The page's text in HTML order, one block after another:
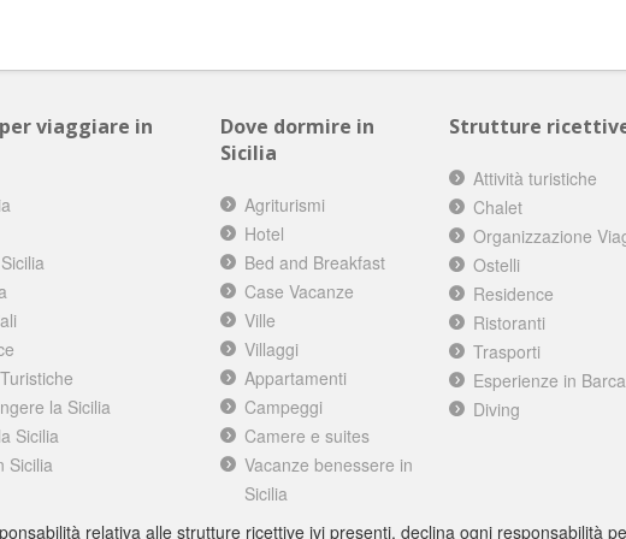
viaggiare in
la Sicilia
Sicilia
Sicilia
Dove dormire in
Sicilia
Agriturismi
Hotel
Bed and Breakfast
Case Vacanze
Ville
Villaggi
Appartamenti
Campeggi
Camere e suites
Vacanze benessere in
Sicilia
Strutture
Attività turistiche
Chalet
Organizzazione
Ostelli
Residence
Ristoranti
Trasporti
Esperienze in Barca
Diving
relativa alle strutture ricettive ivi presenti, declina ogni responsabilità